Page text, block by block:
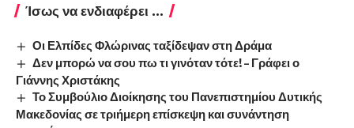
Ίσως να ενδιαφέρει ...
Οι Ελπίδες Φλώρινας ταξίδεψαν στη Δράμα
Δεν μπορώ να σου πω τι γινόταν τότε! – Γράφει ο
Γιάννης Χριστάκης
Το Συμβούλιο Διοίκησης του Πανεπιστημίου Δυτικής
Μακεδονίας σε τριήμερη επίσκεψη και συνάντηση